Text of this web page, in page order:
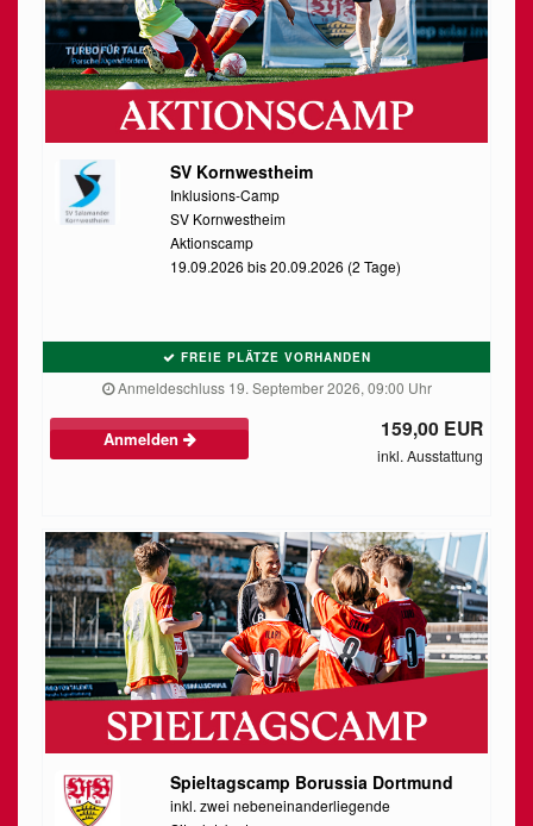
SV Kornwestheim
Inklusions-Camp
SV Kornwestheim
Aktionscamp
19.09.2026 bis 20.09.2026 (2 Tage)
FREIE PLÄTZE VORHANDEN
Anmeldeschluss 19. September 2026, 09:00 Uhr
Anmelden 159,00 EUR
inkl. Ausstattung
Spieltagscamp Borussia Dortmund
inkl. zwei nebeneinanderliegende